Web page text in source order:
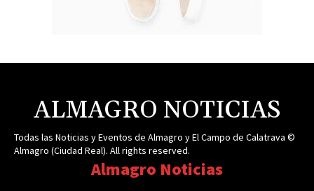
ALMAGRO NOTICIAS
Todas las Noticias y Eventos de Almagro y El Campo de Calatrava ©
Almagro (Ciudad Real). All rights reserved.
Almagro Noticias